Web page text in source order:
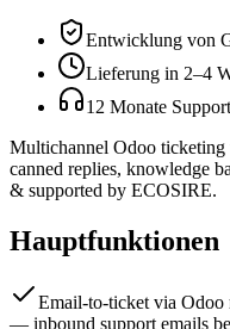
Entwicklung von
Lieferung in 2–4
12 Monate Support
Multichannel Odoo
canned replies, knowledge
& supported by ECOSIRE.
Hauptfunktionen
Email-to-ticket via Odoo
— inbound support emails